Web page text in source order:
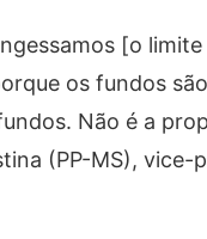
[o
os fundos
Não é a
(PP-MS), vice-